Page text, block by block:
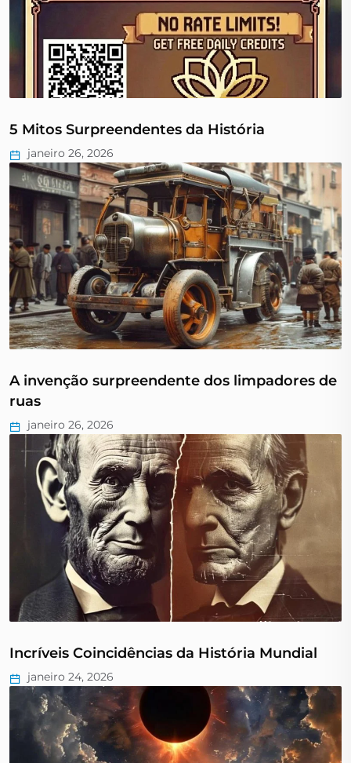
5 Mitos Surpreendentes da História
janeiro 26, 2026
A invenção surpreendente dos limpadores de
ruas
janeiro 26, 2026
Incríveis Coincidências da História Mundial
janeiro 24, 2026